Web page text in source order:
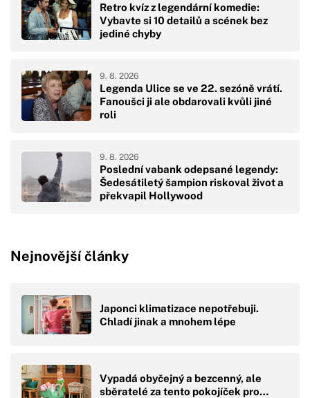
Retro kvíz z legendární komedie:
Vybavte si 10 detailů a scének bez
jediné chyby
Legenda Ulice se ve 22. sezóně vrátí.
Fanoušci ji ale obdarovali kvůli jiné
roli
9. 8. 2026
Poslední vabank odepsané legendy:
Šedesátiletý šampion riskoval život a
překvapil Hollywood
9. 8. 2026
Nejnovější články
Japonci klimatizace nepotřebuji.
Chladí jinak a mnohem lépe
Vypadá obyčejný a bezcenný, ale
sběratelé za tento pokojíček pro…